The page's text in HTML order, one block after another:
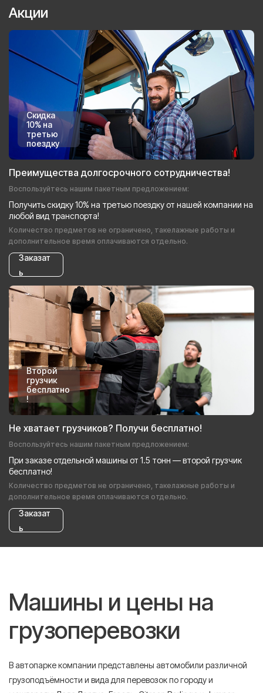
Акции
Скидка
10% на
третью
поездку
Преимущества долгосрочного сотрудничества!
Воспользуйтесь нашим пакетным предложением:
Получить скидку 10% на третью поездку от нашей компании на
любой вид транспорта!
Количество предметов не ограничено, такелажные работы и
дополнительное время оплачиваются отдельно.
Заказат
ь
Второй
грузчик
бесплатно
!
Не хватает грузчиков? Получи бесплатно!
Воспользуйтесь нашим пакетным предложением:
При заказе отдельной машины от 1.5 тонн — второй грузчик
бесплатно!
Количество предметов не ограничено, такелажные работы и
дополнительное время оплачиваются отдельно.
Заказат
ь
Машины и цены на
грузоперевозки
В автопарке компании представлены автомобили различной
грузоподъёмности и вида для перевозок по городу и